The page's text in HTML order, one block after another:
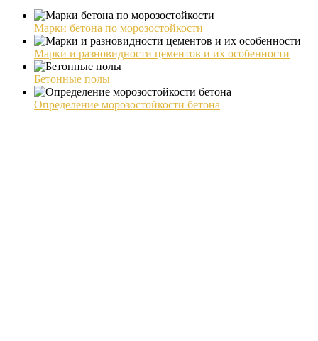
Марки бетона по морозостойкости
Марки и разновидности цементов и их особенности
Бетонные полы
Определение морозостойкости бетона